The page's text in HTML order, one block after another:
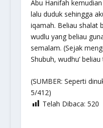
Abu Hanifah
lalu duduk sehingga
iqamah. Beliau shalat
wudlu yang beliau
semalam. (Sejak
Shubuh, wudhu’
(SUMBER: Seperti
5/412)
Telah Dibaca: 520